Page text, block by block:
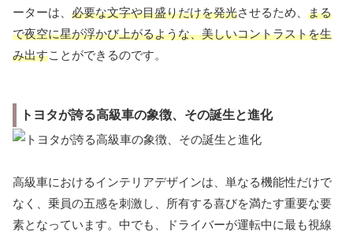
ーターは、 必要な文字や目盛りだけを発光させるため、 まる
で夜空に星が浮かび上がるような、美しいコントラストを生
み出すことができるのです。
トヨタが誇る高級車の象徴、その誕生と進化
高級車におけるインテリアデザインは、単なる機能性だけで
なく、乗員の五感を刺激し、所有する喜びを満たす重要な要
素となっています。中でも、ドライバーが運転中に最も視線